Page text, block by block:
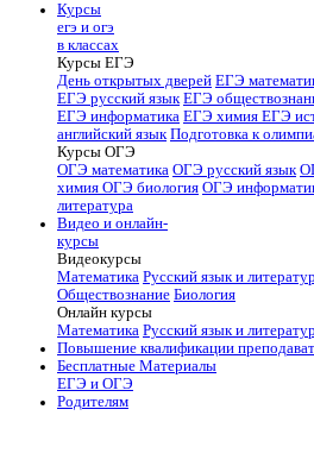
Курсы
егэ и огэ
в классах
Курсы ЕГЭ
День открытых дверей ЕГЭ
ЕГЭ русский язык ЕГЭ
ЕГЭ информатика ЕГЭ химия ЕГЭ
английский язык Подготовка к
Курсы ОГЭ
ОГЭ математика ОГЭ русский язык
химия ОГЭ биология ОГЭ
литература
Видео и онлайн-
курсы
Видеокурсы
Математика Русский язык и
Обществознание Биология
Онлайн курсы
Математика Русский язык и
Повышение квалификации
Бесплатные Материалы
ЕГЭ и ОГЭ
Родителям